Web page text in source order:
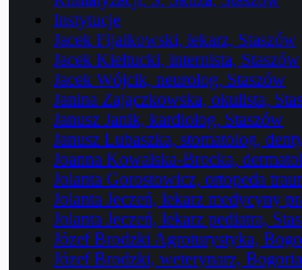
Instytucje
Jacek Fijałkowski, lekarz, Staszów
Jacek Kiełtucki, internista, Staszów
Jacek Wójcik, neurolog, Staszów
Janina Zajączkowska, okulista,
Janusz Janik, kardiolog, Staszów
Janusz Lubaszka, stomatolog,
Joanna Kowalska-Brocka,
Jolanta Gorostowicz, ortopeda
Jolanta Jeczeń, lekarz medycyny
Jolanta Jeczeń, lekarz pediatra,
Józef Brodzki Agroturystyka,
Józef Brodzki, weterynarz, Bogoria